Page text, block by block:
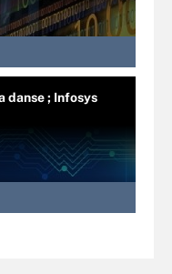
danse ; Infosys